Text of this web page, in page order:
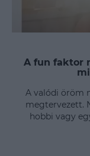
A fun faktor
A valódi öröm
megtervezett.
hobbi vagy